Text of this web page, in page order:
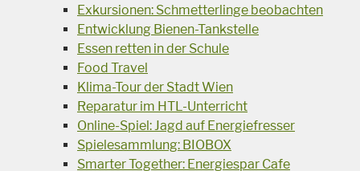
Exkursionen: Schmetterlinge beobachten
Entwicklung Bienen-Tankstelle
Essen retten in der Schule
Food Travel
Klima-Tour der Stadt Wien
Reparatur im HTL-Unterricht
Online-Spiel: Jagd auf Energiefresser
Spielesammlung: BIOBOX
Smarter Together: Energiespar Cafe